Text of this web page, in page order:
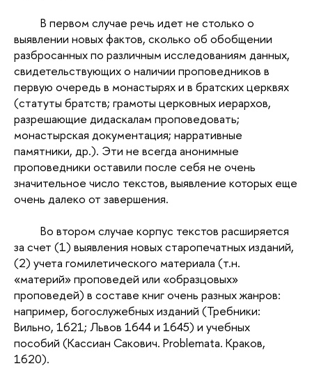
В первом случае речь идет не столько о
выявлении новых фактов, сколько об обобщении
разбросанных по различным исследованиям данных,
свидетельствующих о наличии проповедников в
первую очередь в монастырях и в братских церквях
(статуты братств; грамоты церковных иерархов,
разрешающие дидаскалам проповедовать;
монастырская документация; нарративные
памятники, др.). Эти не всегда анонимные
проповедники оставили после себя не очень
значительное число текстов, выявление которых еще
очень далеко от завершения.
Во втором случае корпус текстов расширяется
за счет (1) выявления новых старопечатных изданий,
(2) учета гомилетического материала (т.н.
«материй» проповедей или «образцовых»
проповедей) в составе книг очень разных жанров:
например, богослужебных изданий (Требники:
Вильно, 1621; Львов 1644 и 1645) и учебных
пособий (Кассиан Сакович. Problemata. Краков,
1620).